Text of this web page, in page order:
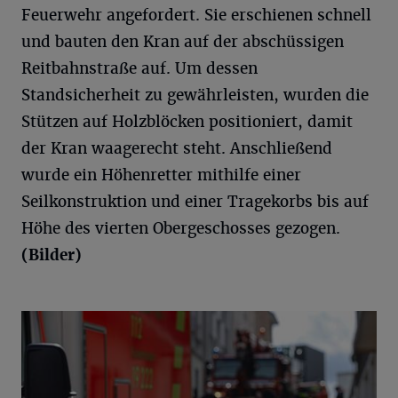
Feuerwehr angefordert. Sie erschienen schnell
und bauten den Kran auf der abschüssigen
Reitbahnstraße auf. Um dessen
Standsicherheit zu gewährleisten, wurden die
Stützen auf Holzblöcken positioniert, damit
der Kran waagerecht steht. Anschließend
wurde ein Höhenretter mithilfe einer
Seilkonstruktion und einer Tragekorbs bis auf
Höhe des vierten Obergeschosses gezogen.
(Bilder)